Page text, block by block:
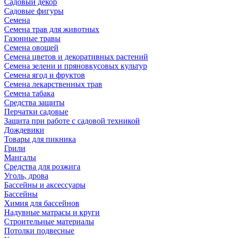
Садовый декор
Садовые фигуры
Семена
Семена трав для животных
Газонные травы
Семена овощей
Семена цветов и декоративных растений
Семена зелени и пряновкусовых культур
Семена ягод и фруктов
Семена лекарственных трав
Семена табака
Средства защиты
Перчатки садовые
Защита при работе с садовой техникой
Дождевики
Товары для пикника
Грили
Мангалы
Средства для розжига
Уголь, дрова
Бассейны и аксессуары
Бассейны
Химия для бассейнов
Надувные матрасы и круги
Строительные материалы
Потолки подвесные